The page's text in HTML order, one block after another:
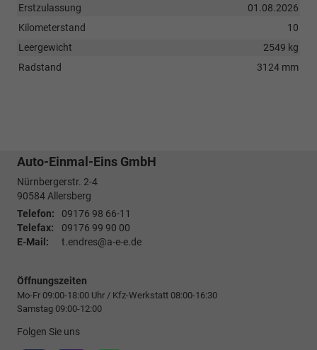
Erstzulassung
01.08.2026
Kilometerstand
10
Leergewicht
2549 kg
Radstand
3124 mm
Auto-Einmal-Eins GmbH
Nürnbergerstr. 2-4
90584Allersberg
Telefon:
09176 98 66-11
Telefax:
09176 99 90 00
E-Mail:
t.endres@a-e-e.de
Öffnungszeiten
Mo-Fr 09:00-18:00 Uhr / Kfz-Werkstatt 08:00-16:30
Samstag 09:00-12:00
Folgen Sie uns